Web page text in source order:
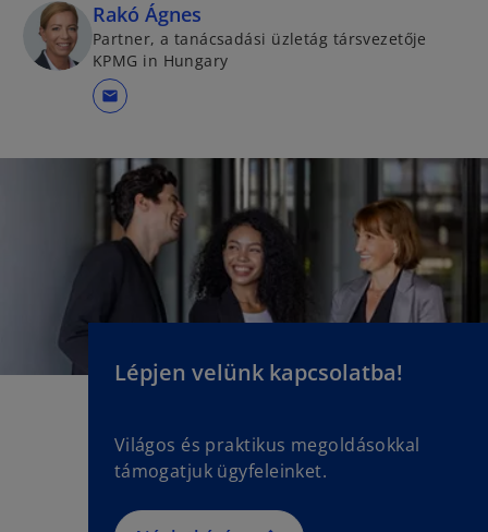
Rakó Ágnes
Partner, a tanácsadási üzletág társvezetője
KPMG in Hungary
mail
Lépjen velünk kapcsolatba!
Világos és praktikus megoldásokkal
támogatjuk ügyfeleinket.